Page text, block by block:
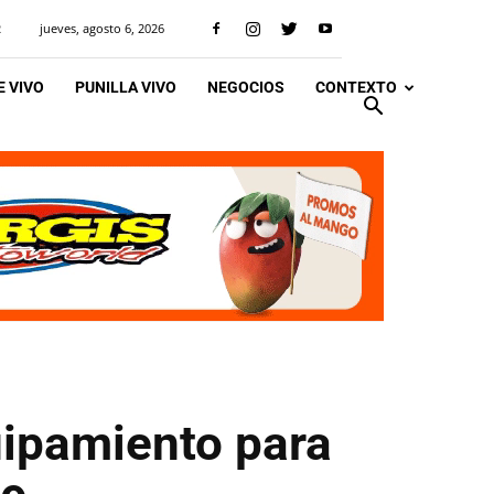
jueves, agosto 6, 2026
VIVO PUNILLA VIVO NEGOCIOS CONTEXTO
para